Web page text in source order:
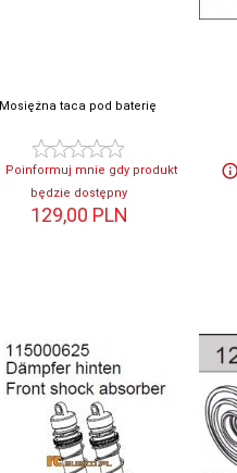
Mosiężna taca pod baterię
Poinformuj mnie gdy produkt
będzie dostępny
129,00 PLN